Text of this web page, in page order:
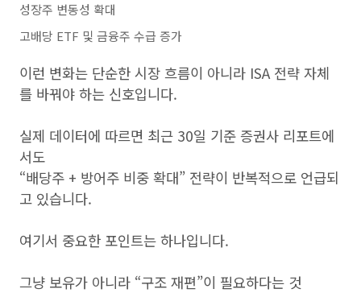
성장주 변동성 확대
고배당 ETF 및 금융주 수급 증가
이런 변화는 단순한 시장 흐름이 아니라 ISA 전략 자체
를 바꿔야 하는 신호입니다.
실제 데이터에 따르면 최근 30일 기준 증권사 리포트에
서도
“배당주 + 방어주 비중 확대” 전략이 반복적으로 언급되
고 있습니다.
여기서 중요한 포인트는 하나입니다.
그냥 보유가 아니라 “구조 재편”이 필요하다는 것